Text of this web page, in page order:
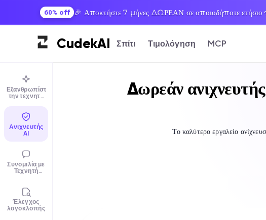
60% off 🎉 Αποκτήστε 7 μήνες ΔΩΡΕΑΝ σε οποιοδήποτε ετήσιο
CudekAI Σπίτι Τιμολόγηση MCP
Εξανθρωπίστε
την τεχνητή
Ανιχνευτής
AI
Συνομιλία με
Τεχνητή
Έλεγχος
λογοκλοπής
Δωρεάν
Το καλύτερο εργαλείο